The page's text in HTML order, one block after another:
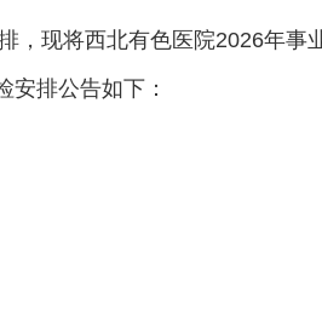
，现将西北有色医院2026年事
排公告如下：